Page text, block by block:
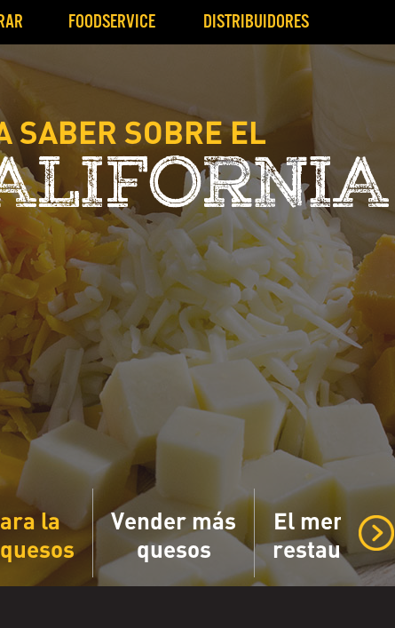
FOODSERVICE DISTRIBUIDORES
SABER SOBRE EL
la
Vender más
quesos
El menú del
restaurante